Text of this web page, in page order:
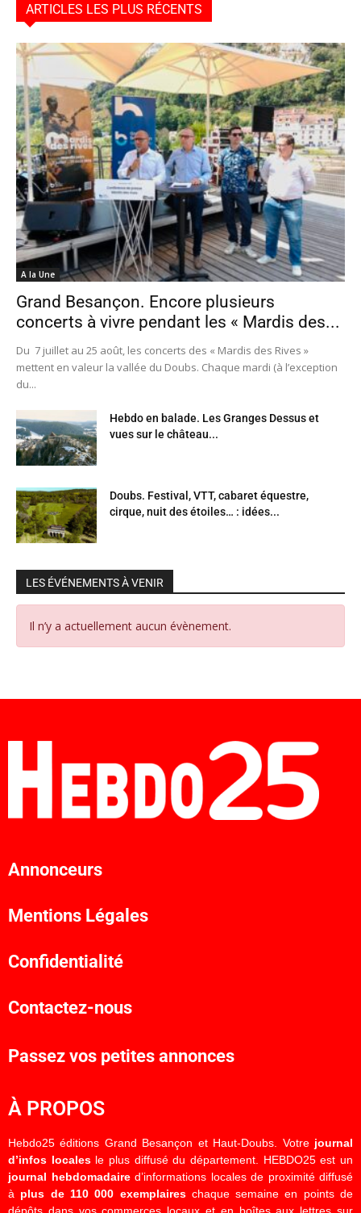
ARTICLES LES PLUS RÉCENTS
A la Une
Grand Besançon. Encore plusieurs
concerts à vivre pendant les « Mardis des...
Du 7 juillet au 25 août, les concerts des « Mardis des Rives »
mettent en valeur la vallée du Doubs. Chaque mardi (à l’exception
du...
Hebdo en balade. Les Granges Dessus et
vues sur le château...
Doubs. Festival, VTT, cabaret équestre,
cirque, nuit des étoiles… : idées...
LES ÉVÉNEMENTS À VENIR
Il n’y a actuellement aucun évènement.
Annonceurs
Mentions Légales
Confidentialité
Contactez-nous
Passez vos petites annonces
À PROPOS
Hebdo25 éditions Grand Besançon et Haut-Doubs. Votre journal
d’infos localesle plus diffusé du département. HEBDO25 est un
journal hebdomadaired’informations locales de proximité diffusé
à plus de 110 000 exemplaireschaque semaine en points de
dépôts dans vos commerces locaux et en boîtes aux lettres sur